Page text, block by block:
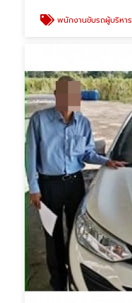
พนักงานขับรถผู้บริหาร